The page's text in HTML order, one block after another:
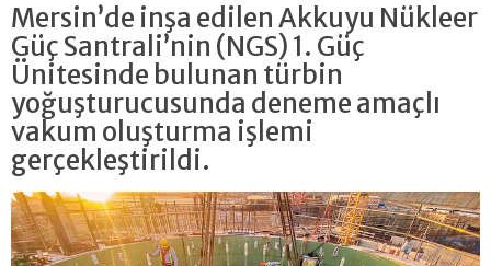
Mersin’de inşa edilen Akkuyu Nükleer
Güç Santrali’nin (NGS) 1. Güç
Ünitesinde bulunan türbin
yoğuşturucusunda deneme amaçlı
vakum oluşturma işlemi
gerçekleştirildi.